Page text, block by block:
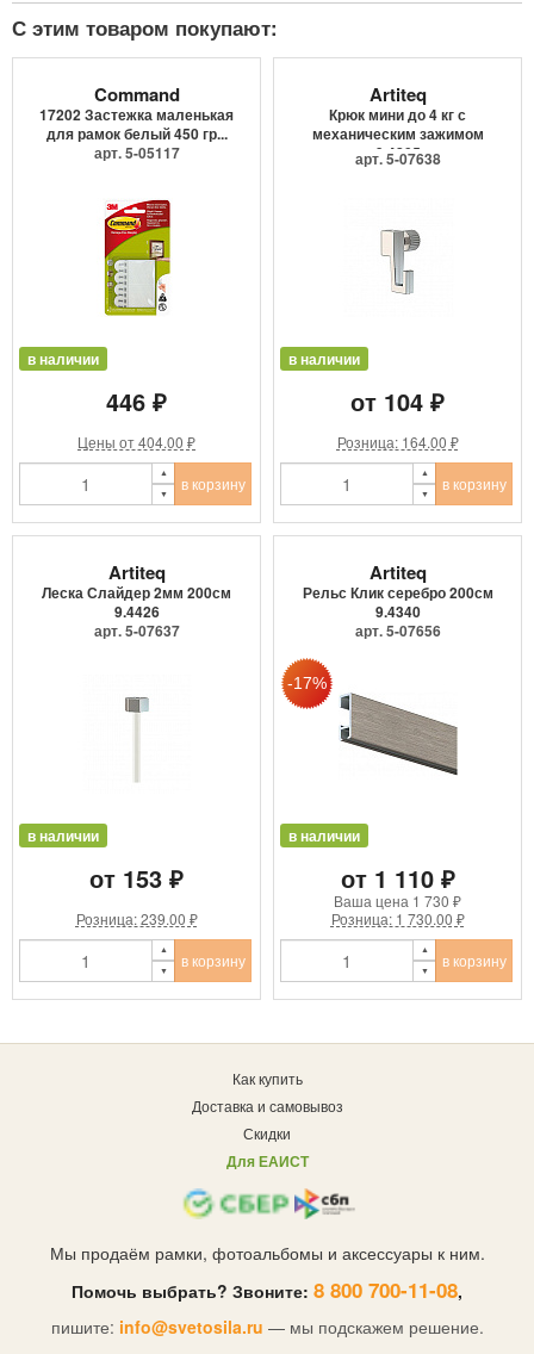
С этим товаром покупают:
Command
17202 Застежка маленькая
для рамок белый 450 гр...
арт. 5-05117
в наличии
446 ₽
Цены от 404.00 ₽
в корзину
Artiteq
Крюк мини до 4 кг с
механическим зажимом
9.4205
арт. 5-07638
в наличии
от 104 ₽
Розница: 164.00 ₽
в корзину
Artiteq
Леска Слайдер 2мм 200см
9.4426
арт. 5-07637
в наличии
от 153 ₽
Розница: 239.00 ₽
в корзину
Artiteq
Рельс Клик серебро 200см
9.4340
арт. 5-07656
в наличии
от 1 110 ₽
Ваша цена 1 730 ₽
Розница: 1 730.00 ₽
в корзину
Как купить
Доставка и самовывоз
Скидки
Для ЕАИСТ
Мы продаём рамки, фотоальбомы и аксессуары к ним.
Помочь выбрать? Звоните: 8 800 700-11-08,
пишите: info@svetosila.ru — мы подскажем решение.